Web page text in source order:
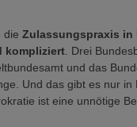
die Zulassungspraxis in
kompliziert . Drei
und das
Und das gibt es nur
ist eine unnötige